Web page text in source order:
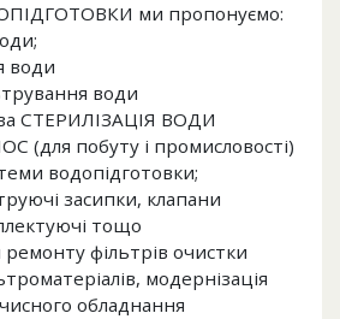
ми пропонуємо:
води
води
СТЕРИЛІЗАЦІЯ ВОДИ
(для побуту і промисловості)
водопідготовки;
засипки, клапани
тощо
фільтрів очистки
модернізація
обладнання